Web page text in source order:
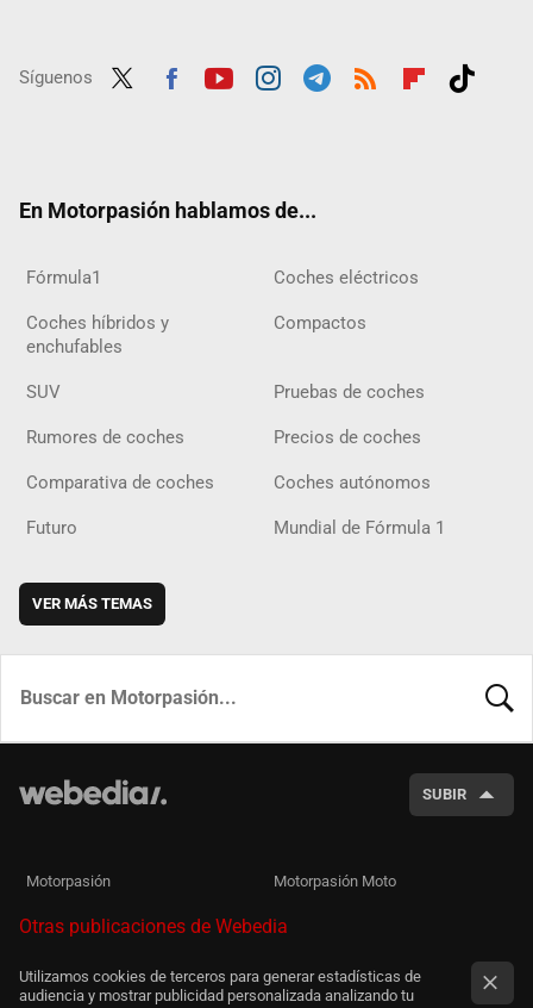
Síguenos
En Motorpasión hablamos de...
Fórmula1 Coches eléctricos
Coches híbridos y
enchufables
Compactos
SUV Pruebas de coches
Rumores de coches Precios de coches
Comparativa de coches Coches autónomos
Futuro Mundial de Fórmula 1
VER MÁS TEMAS
SUBIR
Motorpasión Motorpasión Moto
Otras publicaciones de Webedia
Utilizamos cookies de terceros para generar estadísticas de
audiencia y mostrar publicidad personalizada analizando tu